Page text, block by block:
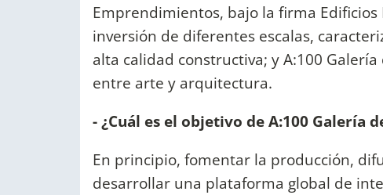
Emprendimientos, bajo la firma
inversión de diferentes escalas,
alta calidad constructiva; y A:100
entre arte y arquitectura.
- ¿Cuál es el objetivo de A:100 Galería
En principio, fomentar la producción,
desarrollar una plataforma global de